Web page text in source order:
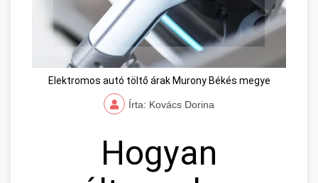
Elektromos autó töltő árak Murony Békés megye
Írta: Kovács Dorina
Hogyan